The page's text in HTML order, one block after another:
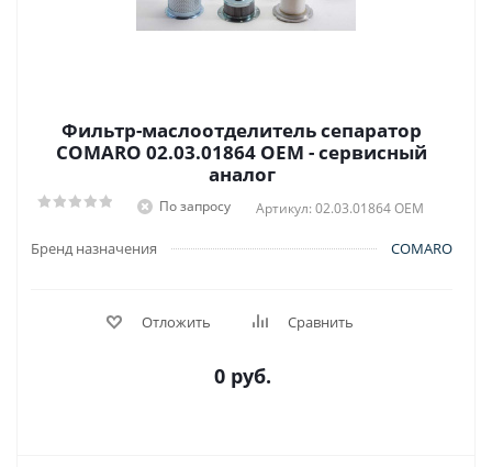
Фильтр-маслоотделитель сепаратор
COMARO 02.03.01864 OEM - сервисный
аналог
По запросу Артикул: 02.03.01864 OEM
Бренд назначения COMARO
Отложить Сравнить
0 руб.